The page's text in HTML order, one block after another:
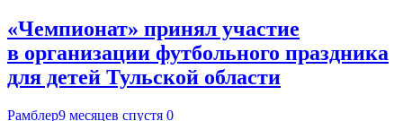
«Чемпионат» принял участие
в организации футбольного праздника
для детей Тульской области
Рамблер9 месяцев спустя 0